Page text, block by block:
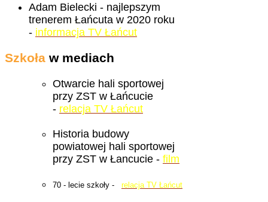
Adam Bielecki - najlepszym
trenerem Łańcuta w 2020 roku
- informacja TV Łańcut
Szkoła w mediach
Otwarcie hali sportowej
przy ZST w Łańcucie
- relacja TV Łańcut
Historia budowy
powiatowej hali sportowej
przy ZST w Łancucie - film
70 - lecie szkoły - relacja TV Łańcut